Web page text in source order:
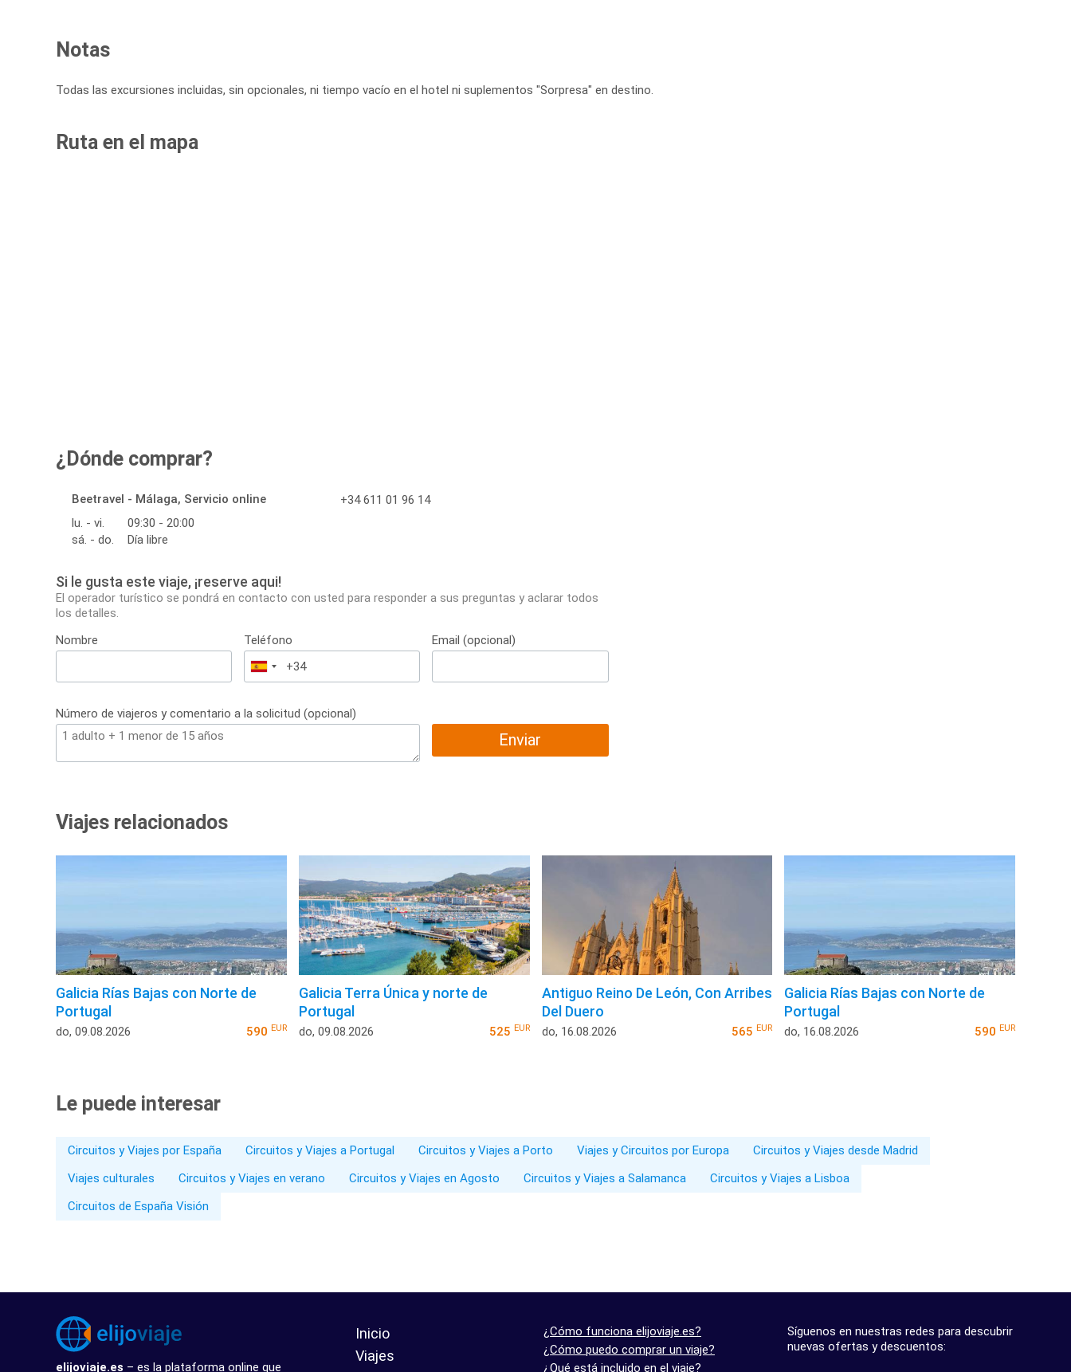
Notas
Todas las excursiones incluidas, sin opcionales, ni tiempo vacío en el hotel ni suplementos "Sorpresa" en destino.
Ruta en el mapa
¿Dónde comprar?
Beetravel - Málaga, Servicio online
lu. - vi.
09:30 - 20:00
sá. - do.
Día libre
+34 611 01 96 14
Si le gusta este viaje, ¡reserve aqui!
El operador turístico se pondrá en contacto con usted para responder a sus preguntas y aclarar todos
los detalles.
Nombre
Teléfono
España
+34
Email (opcional)
Número de viajeros y comentario a la solicitud (opcional)
Enviar
Viajes relacionados
Galicia Rías Bajas con Norte de
Portugal
do, 09.08.2026 590 EUR
Galicia Terra Única y norte de
Portugal
do, 09.08.2026 525 EUR
Antiguo Reino De León, Con Arribes
Del Duero
do, 16.08.2026 565EUR
Galicia Rías Bajas con Norte de
Portugal
do, 16.08.2026 590 EUR
Le puede interesar
Circuitos y Viajes por España Circuitos y Viajes a Portugal Circuitos y Viajes a Porto Viajes y Circuitos por Europa
Circuitos y Viajes desde Madrid
Viajes culturales
Circuitos y Viajes en verano Circuitos y Viajes en Agosto Circuitos y Viajes a Salamanca
Circuitos y Viajes a Lisboa
Circuitos de España Visión
elijoviaje.es – es la plataforma online que
Inicio
Viajes
¿Cómo funciona elijoviaje.es?
¿Cómo puedo comprar un viaje?
¿Qué está incluido en el viaje?
Síguenos en nuestras redes para descubrir
nuevas ofertas y descuentos: